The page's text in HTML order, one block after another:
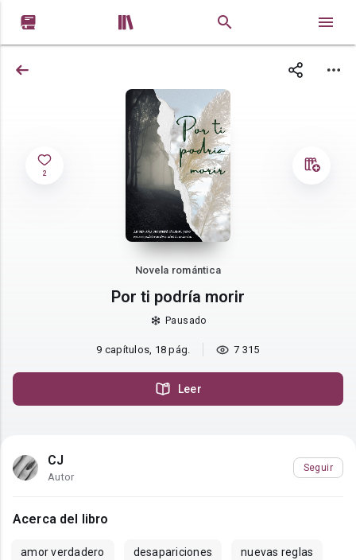
 
2
Novela romántica
Por ti podría morir
Pausado
9 capítulos, 18 pág. 7 315
Leer
CJ
Autor
Seguir
Acerca del libro
amor verdadero desapariciones nuevas reglas